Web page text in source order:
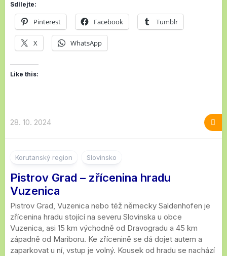
Sdílejte:
Pinterest Facebook Tumblr
X WhatsApp
Like this:
28. 10. 2024
Korutanský region Slovinsko
Pistrov Grad – zřícenina hradu
Vuzenica
Pistrov Grad, Vuzenica nebo též německy Saldenhofen je
zřícenina hradu stojící na severu Slovinska u obce
Vuzenica, asi 15 km východně od Dravogradu a 45 km
západně od Mariboru. Ke zřícenině se dá dojet autem a
zaparkovat u ní, vstup je volný. Kousek od hradu se nachází